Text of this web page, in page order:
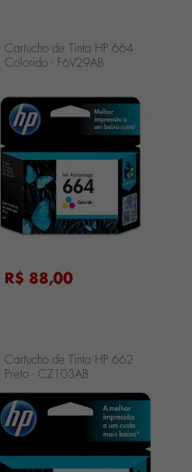
Cartucho de Tinta HP 664
Colorido - F6V29AB
R$ 88,00
Cartucho de Tinta HP 662
Preto - CZ103AB